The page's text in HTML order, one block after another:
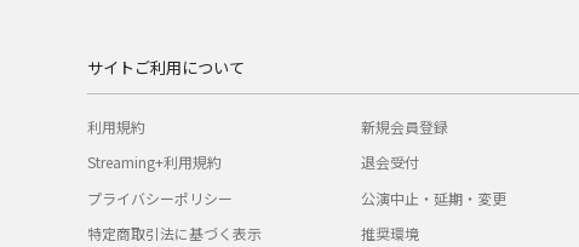
サイトご利用について
利用規約
Streaming+利用規約
プライバシーポリシー
特定商取引法に基づく表示
新規会員登録
退会受付
公演中止・延期・変更
推奨環境